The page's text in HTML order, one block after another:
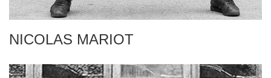
NICOLAS MARIOT